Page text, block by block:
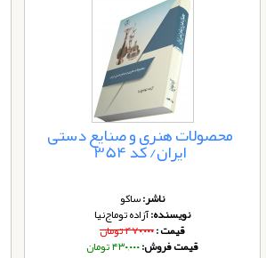
محصولات هنری و صنایع دستی
ایران/ کد 354
ناشر:ساکو
نویسنده:آزاده توماج‌نیا
قیمت :۴۷۰,۰۰۰ تومان
قیمت فروش:۴۳۰,۰۰۰ تومان